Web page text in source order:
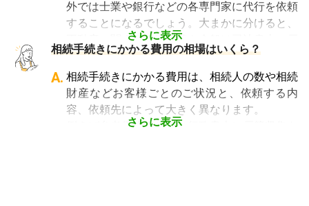
とが、スムーズで間違いのない相続手続きのた
めに非常に重要になります。
相続費用見積ガイドでは、相続手続きに強い経
が可能です。専門家選びでお困りの方は、まず
は 一括見積依頼からお問合せください。
です。相続手続きが大変と言われるのは、その
複雑さや手続きの多さにあります。加えて役所
や銀行などに出向くことも多いことから時間も
手間もかかります。専門家に任せればそういっ
た煩わしさを大幅に減らすことができます。
さらに表示
外では士業や銀行などの各専門家に代行を依頼
することになるでしょう。大まかに分けると、
不動産に関する相続手続き全般は司法書士、戸
籍謄本の収集、預貯金口座・車などの名義変更
手続きを任せたい場合は行政書士、相続税申告
や節税対策の検討は税理士、相続人の間で争い
やトラブルになっている場合は弁護士というよ
うに状況別に頼むのがベストです。
相続手続きにかかる費用の相場はいくら？
さらに表示
A. 相続手続きにかかる費用は、相続人の数や相続
財産などお客様ごとのご状況と、依頼する内
容、依頼先によって大きく異なります。
例えば参考価格として、行政書士に戸籍収集を